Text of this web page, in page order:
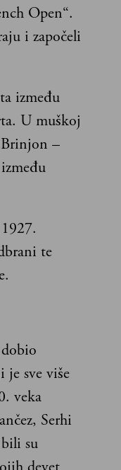
Open“.
i započeli
između
U muškoj
–
te
sve više
veka
Serhi
su